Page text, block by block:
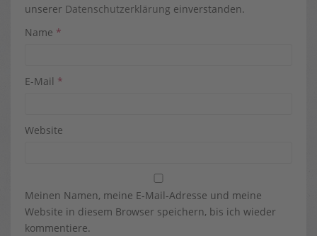
unserer Datenschutzerklärung einverstanden.
Name *
E-Mail *
Website
Meinen Namen, meine E-Mail-Adresse und meine
Website in diesem Browser speichern, bis ich wieder
kommentiere.